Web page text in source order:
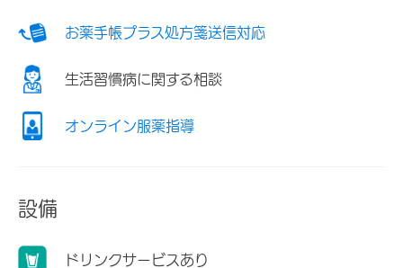
お薬手帳プラス処方箋送信対応
生活習慣病に関する相談
オンライン服薬指導
設備
ドリンクサービスあり